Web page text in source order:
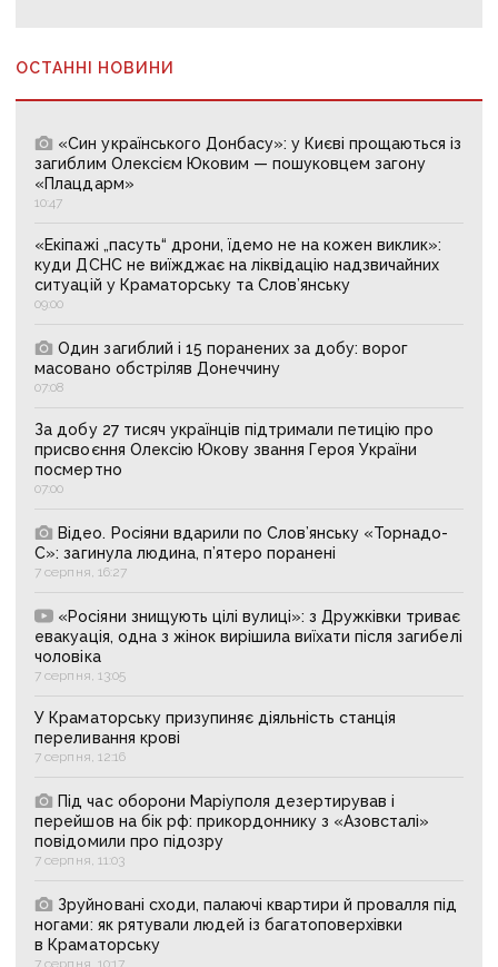
ОСТАННІ НОВИНИ
«Син українського Донбасу»: у Києві прощаються із
загиблим Олексієм Юковим — пошуковцем загону
«Плацдарм»
10:47
«Екіпажі „пасуть“ дрони, їдемо не на кожен виклик»:
куди ДСНС не виїжджає на ліквідацію надзвичайних
ситуацій у Краматорську та Слов’янську
09:00
Один загиблий і 15 поранених за добу: ворог
масовано обстріляв Донеччину
07:08
За добу 27 тисяч українців підтримали петицію про
присвоєння Олексію Юкову звання Героя України
посмертно
07:00
Відео. Росіяни вдарили по Слов’янську «Торнадо-
С»: загинула людина, п’ятеро поранені
7 серпня, 16:27
«Росіяни знищують цілі вулиці»: з Дружківки триває
евакуація, одна з жінок вирішила виїхати після загибелі
чоловіка
7 серпня, 13:05
У Краматорську призупиняє діяльність станція
переливання крові
7 серпня, 12:16
Під час оборони Маріуполя дезертирував і
перейшов на бік рф: прикордоннику з «Азовсталі»
повідомили про підозру
7 серпня, 11:03
Зруйновані сходи, палаючі квартири й провалля під
ногами: як рятували людей із багатоповерхівки
в Краматорську
7 серпня, 10:17